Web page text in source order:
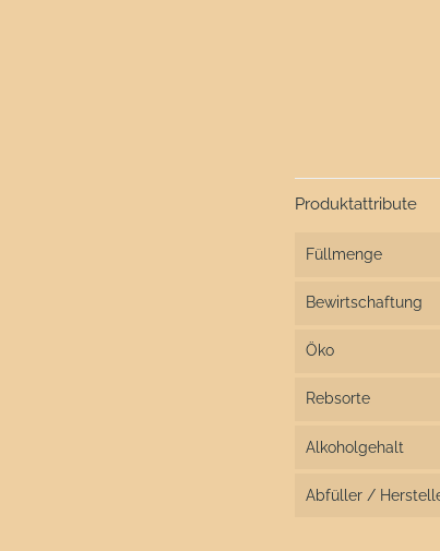
Produktattribute
Füllmenge
Bewirtschaftung
Öko
Rebsorte
Alkoholgehalt
Abfüller /